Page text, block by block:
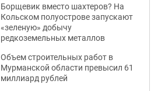
Борщевик вместо шахтеров? На
Кольском полуострове запускают
«зеленую» добычу
редкоземельных металлов
Объем строительных работ в
Мурманской области превысил 61
миллиард рублей